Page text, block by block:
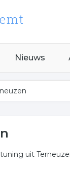
Nieuws
uit